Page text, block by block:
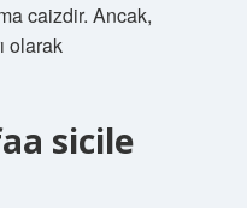
caizdir. Ancak,
olarak
sicile